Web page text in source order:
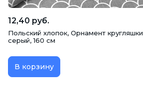
12,40 руб.
Польский хлопок, Орнамент кругляшки
серый, 160 см
В корзину